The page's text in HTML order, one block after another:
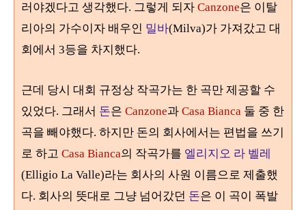
러야겠다고 생각했다. 그렇게 되자 Canzone은 이탈
리아의 가수이자 배우인 밀바(Milva)가 가져갔고 대
회에서 3등을 차지했다.
근데 당시 대회 규정상 작곡가는 한 곡만 제공할 수
있었다. 그래서 돈은 Canzone과 Casa Bianca 둘 중 한
곡을 빼야했다. 하지만 돈의 회사에서는 편법을 쓰기
로 하고 Casa Bianca의 작곡가를 엘리지오 라 벨레
(Elligio La Valle)라는 회사의 사원 이름으로 제출했
다. 회사의 뜻대로 그냥 넘어갔던 돈은 이 곡이 폭발